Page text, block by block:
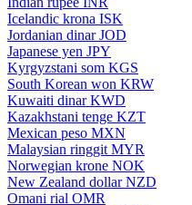
Icelandic krona ISK
Jordanian dinar JOD
Japanese yen JPY
Kyrgyzstani som KGS
South Korean won KRW
Kuwaiti dinar KWD
Kazakhstani tenge KZT
Mexican peso MXN
Malaysian ringgit MYR
Norwegian krone NOK
New Zealand dollar NZD
Omani rial OMR